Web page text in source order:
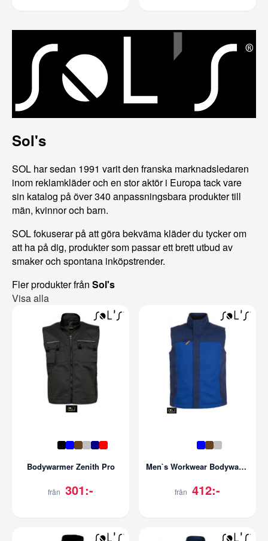
Sol's
SOL har sedan 1991 varit den franska marknadsledaren
inom reklamkläder och en stor aktör i Europa tack vare
sin katalog på över 340 anpassningsbara produkter till
män, kvinnor och barn.
SOL fokuserar på att göra bekväma kläder du tycker om
att ha på dig, produkter som passar ett brett utbud av
smaker och spontana inköpstrender.
Fler produkter från Sol's
Visa alla
Bodywarmer Zenith Pro
från 301:-
Men`s Workwear Bodywarmer - Mission Pro
från 412:-